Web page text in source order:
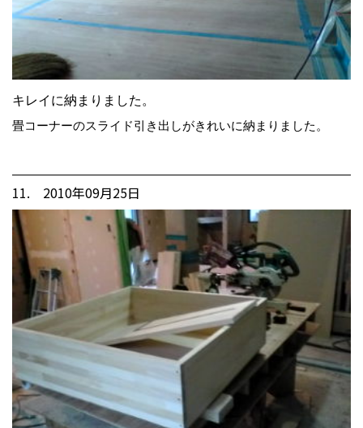
キレイに納まりました。
畳コーナーのスライド引き出しがきれいに納まりました。
11. 2010年09月25日